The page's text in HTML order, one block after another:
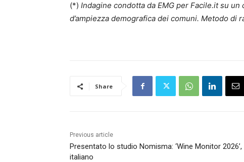
(*) Indagine condotta da EMG per Facile.it su
d’ampiezza demografica dei comuni. Metodo
Share
Previous article
Presentato lo studio Nomisma: ‘Wine Monitor
italiano